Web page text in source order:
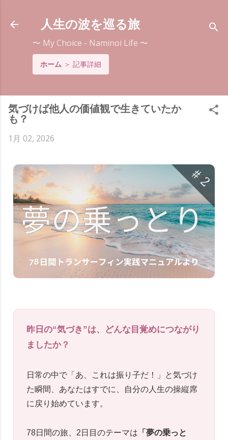
人生の波を巡る旅
〜 My Choice - Naminoi Life 〜
ホーム ＞ 記事詳細
気づけば他人の価値観で生きていたか
も？
1月 02, 2026
昨日の“気づき”は、どんな目覚めにつながり
ましたか？
日常の中で「あ、これは振り子だ！」と気づけ
た瞬間、あなたはすでに、自分の人生の操縦席
に戻り始めています。
78日間の旅、2日目のテーマは 「夢の乗っと